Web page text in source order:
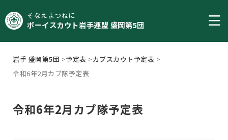
そなえよつねに
ボーイスカウト岩手連盟 盛岡第5団
岩手 盛岡第5団 >予定表 >カブスカウト予定表 >
令和6年2月カブ隊予定表
令和6年2月カブ隊予定表